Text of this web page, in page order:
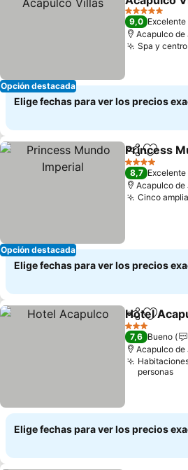
Opción destacada
Ver precios
5 Estrellas
9,0 Excelente
Acapulco de
Spa y
Elige fechas para ver los precios
Opción destacada
Compartir
Princess
4 Estrellas
8,7 Excelente
Acapulco de
Cinco
Elige fechas para ver los precios
Compartir
Hotel
3 Estrellas
7,6 Bueno
Acapulco de
personas
Elige fechas para ver los precios